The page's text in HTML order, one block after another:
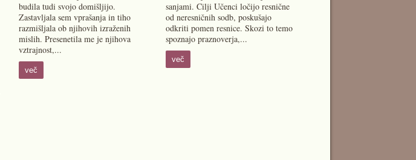
budila tudi svojo domišljijo.
Zastavljala sem vprašanja in tiho
razmišljala ob njihovih izraženih
mislih. Presenetila me je njihova
vztrajnost,...
več
sanjami. Cilji Učenci ločijo resnične
od neresničnih sodb, poskušajo
odkriti pomen resnice. Skozi to temo
spoznajo praznoverja,...
več